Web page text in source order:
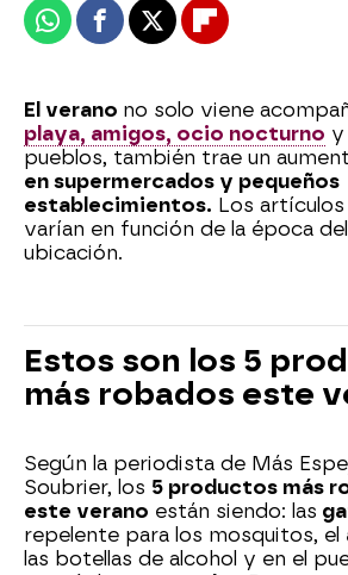
WhatsappFacebook
X Flipboard
El verano no solo viene
playa, amigos, ocio nocturno y
pueblos, también trae un
en supermercados y pequeños
establecimientos. Los
varían en función de la época
ubicación.
Estos son los 5
más robados este
Según la periodista de Más
Soubrier, los 5 productos más
este verano están siendo: las
repelente para los mosquitos, el
las botellas de alcohol y en el